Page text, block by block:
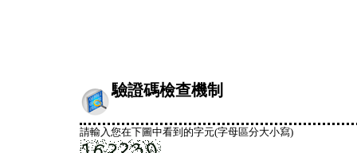
驗證碼檢查機制
請輸入您在下圖中看到的字元(字母區分大小寫)